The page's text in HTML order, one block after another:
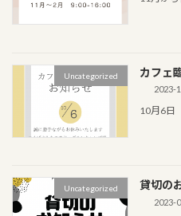
Uncategorized カフェ
2023-
10月6日
Uncategorized 貸切の
2023-